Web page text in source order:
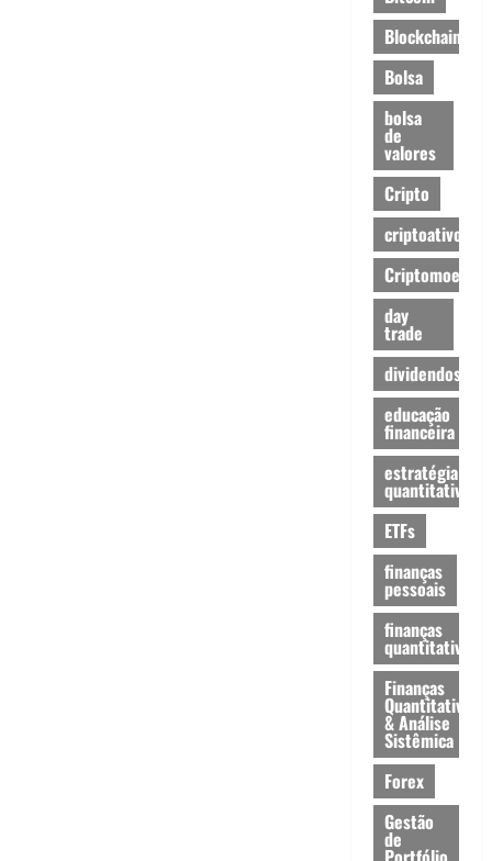
Blockchain
Bolsa
bolsa
de
valores
Cripto
criptoativos
Criptomoedas
day
trade
dividendos
educação
financeira
estratégia
quantitativa
ETFs
finanças
pessoais
finanças
quantitativas
Finanças
Quantitativas
& Análise
Sistêmica
Forex
Gestão
de